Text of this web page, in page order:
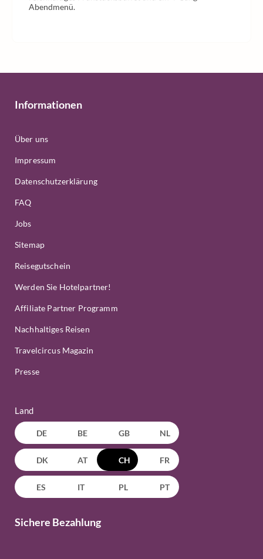
Abendmenü.
Informationen
Über uns
Impressum
Datenschutzerklärung
FAQ
Jobs
Sitemap
Reisegutschein
Werden Sie Hotelpartner!
Affiliate Partner Programm
Nachhaltiges Reisen
Travelcircus Magazin
Presse
Land
DE BE GB NL
DK AT CH FR
ES IT PL PT
Sichere Bezahlung